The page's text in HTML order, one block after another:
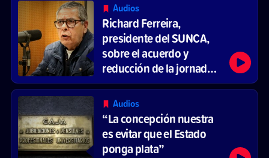
Audios
Richard Ferreira,
presidente del SUNCA,
sobre el acuerdo y
reducción de la jornada
laboral
Audios
“La concepción nuestra
es evitar que el Estado
ponga plata”